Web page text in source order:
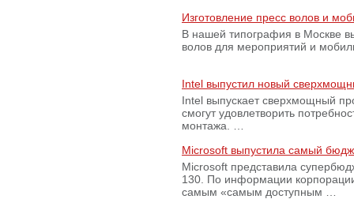
Изготовление пресс волов и
В нашей типография в Москве
волов для мероприятий и
Intel выпустил новый
Intel выпускает сверхмощный
смогут удовлетворить
монтажа. …
Microsoft выпустила самый
Microsoft представила
130. По информации
самым «самым доступным …